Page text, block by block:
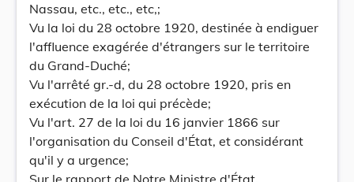
Nassau, etc., etc., etc,;
Vu la loi du 28 octobre 1920, destinée à endiguer
l'affluence exagérée d'étrangers sur le territoire
du Grand-Duché;
Vu l'arrêté gr.-d, du 28 octobre 1920, pris en
exécution de la loi qui précède;
Vu l'art. 27 de la loi du 16 janvier 1866 sur
l'organisation du Conseil d'État, et considérant
qu'il y a urgence;
Sur le rapport de Notre Ministre d'État,